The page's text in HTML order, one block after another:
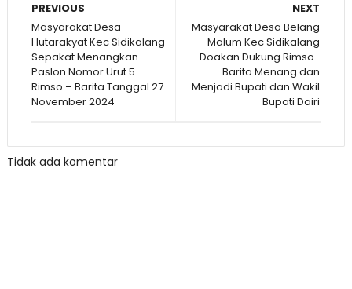
NEXT
Masyarakat Desa Belang
Malum Kec Sidikalang
Doakan Dukung Rimso-
Barita Menang dan
Menjadi Bupati dan Wakil
Bupati Dairi
PREVIOUS
Masyarakat Desa
Hutarakyat Kec Sidikalang
Sepakat Menangkan
Paslon Nomor Urut 5
Rimso – Barita Tanggal 27
November 2024
Tidak ada komentar